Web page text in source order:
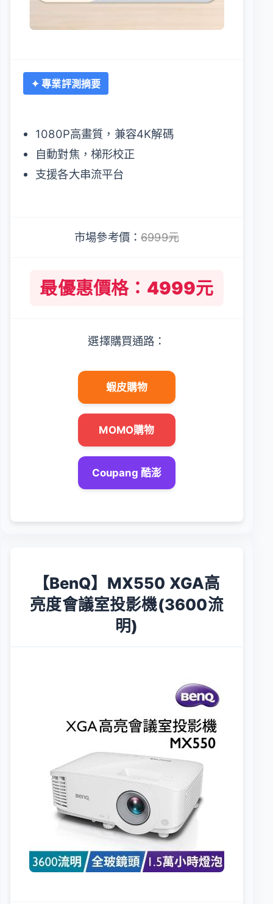
✦ 專業評測摘要
1080P高畫質，兼容4K解碼
自動對焦，梯形校正
支援各大串流平台
市場參考價：6999元
最優惠價格：4999元
選擇購買通路：
蝦皮購物
MOMO購物
Coupang 酷澎
【BenQ】MX550 XGA高
亮度會議室投影機(3600流
明)